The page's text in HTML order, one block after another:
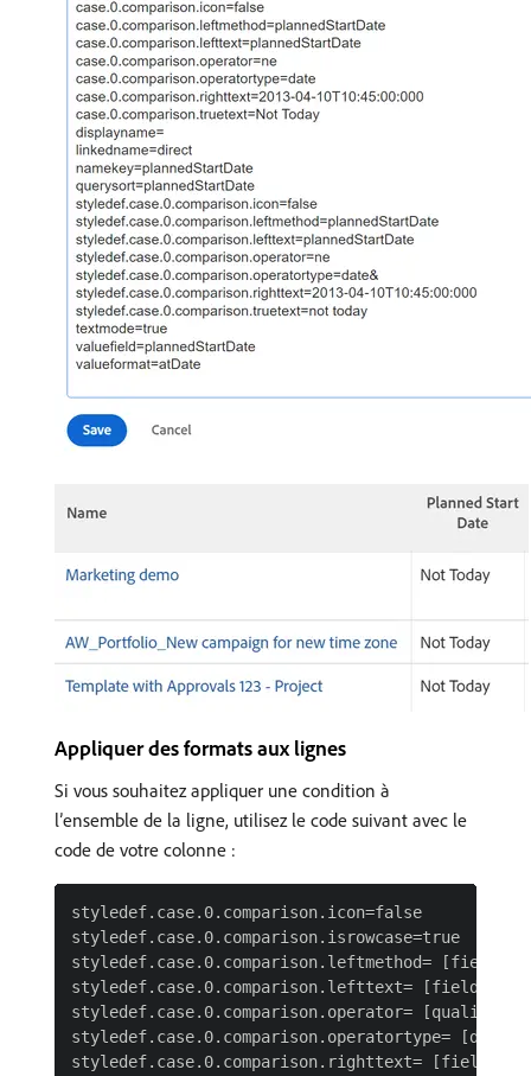
Appliquer des formats aux lignes
Si vous souhaitez appliquer une condition à
l’ensemble de la ligne, utilisez le code suivant avec le
code de votre colonne :
styledef.case.0.comparison.icon=false
styledef.case.0.comparison.isrowcase=true
styledef.case.0.comparison.leftmethod= [field
styledef.case.0.comparison.lefttext= [field
styledef.case.0.comparison.operator= [qualifier]
styledef.case.0.comparison.operatortype= [data
styledef.case.0.comparison.righttext= [field